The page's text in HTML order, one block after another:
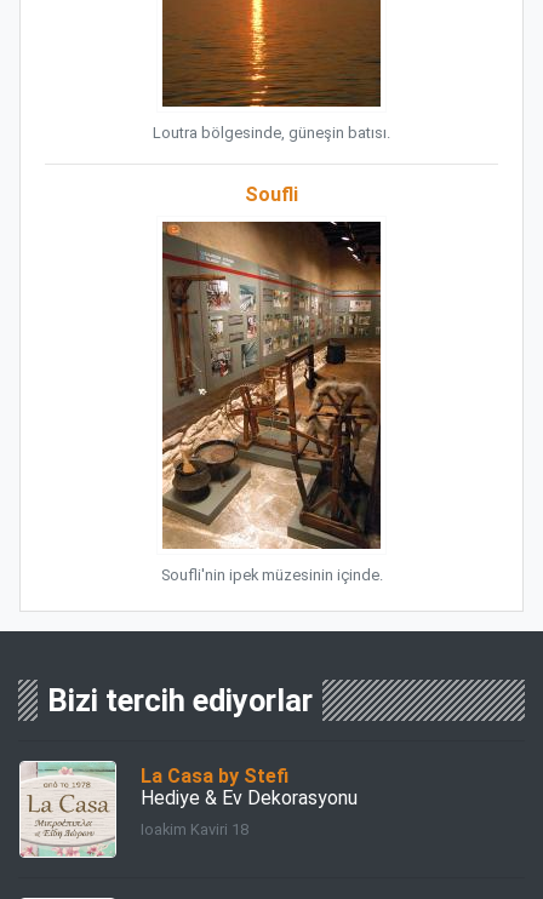
Loutra bölgesinde, güneşin batısı.
Soufli
Soufli'nin ipek müzesinin içinde.
Bizi tercih ediyorlar
La Casa by Stefi
Hediye & Ev Dekorasyonu
Ioakim Kaviri 18